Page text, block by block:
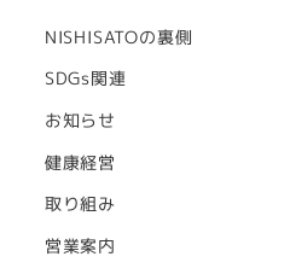
NISHISATOの裏側
SDGs関連
お知らせ
健康経営
取り組み
営業案内